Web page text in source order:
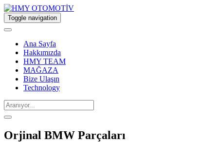
Toggle navigation
Ana Sayfa
Hakkımızda
HMY TEAM
MAĞAZA
Bize Ulaşın
Technology
Orjinal BMW Parçaları